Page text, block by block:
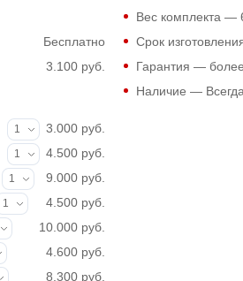
Бесплатно
3.100 руб.
1
3.000 руб.
1
4.500 руб.
1
9.000 руб.
1
4.500 руб.
10.000 руб.
4.600 руб.
8.300 руб.
Вес комплекта —
Срок
Гарантия —
Наличие —